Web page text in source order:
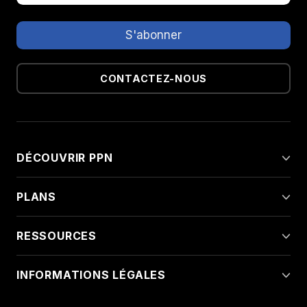
CONTACTEZ-NOUS
DÉCOUVRIR PPN
PLANS
RESSOURCES
INFORMATIONS LÉGALES